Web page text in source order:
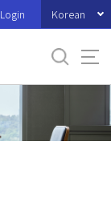
Login Korean